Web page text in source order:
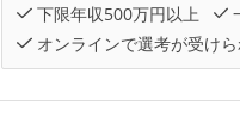
下限年収500万円以上
オンラインで選考が受けら